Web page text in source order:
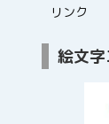
リンク
絵文